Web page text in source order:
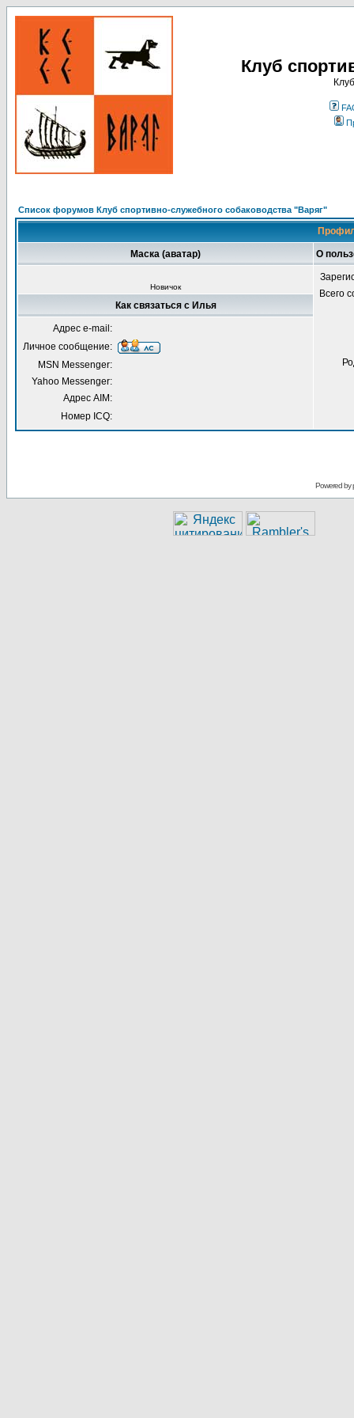
Клуб
Список форумов Клуб спортивно-служебного собаководства "Варяг"
Маска (аватар) О
Новичок
Всего
Как связаться с Илья
Адрес e-mail:
Личное сообщение:
MSN Messenger:
Yahoo Messenger:
Адрес AIM:
Номер ICQ:
Powered by